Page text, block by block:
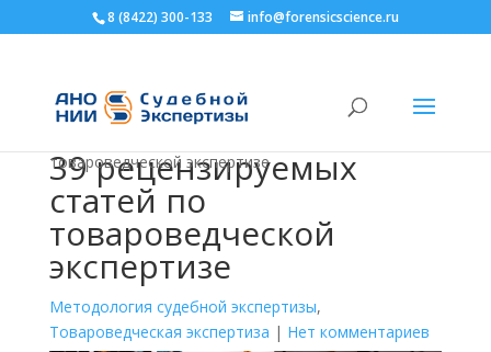
8 (8422) 300-133 info@forensicscience.ru
Главная>Блог>Методология судебной
товароведческой экспертизе
39 рецензируемых
статей по
товароведческой
экспертизе
Методология судебной экспертизы,
Товароведческая экспертиза | Нет комментариев